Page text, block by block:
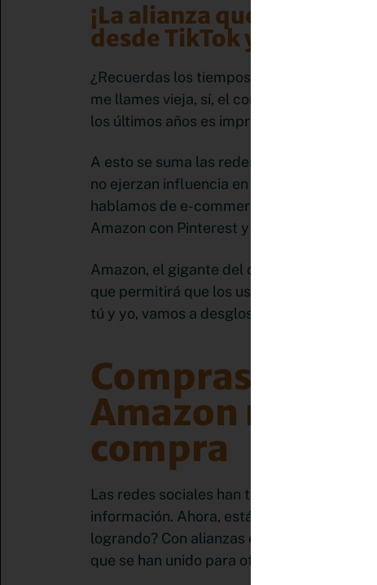
¡La alianza que te
desde TikTok y Pinterest!
¿Recuerdas los tiempos cuando si
me llames vieja, sí, el comercio online ha
los últimos años es impresionante y ha
A esto se suma las redes sociales, que
no ejerzan influencia en la forma en que
hablamos de e-commerce, sino de
Amazon con Pinterest y TikTok
Amazon, el gigante del comercio
que permitirá que los usuarios de estas
tú y yo, vamos a desglosar este asunto en
Compras
Amazon
compra
Las redes sociales han transformado
información. Ahora, están redefiniendo
logrando? Con alianzas estratégicas
que se han unido para ofrecer